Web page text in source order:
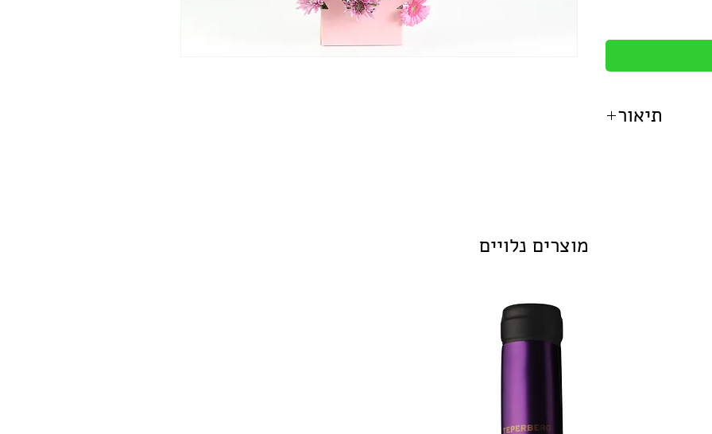
תיאור
מוצרים נלויים